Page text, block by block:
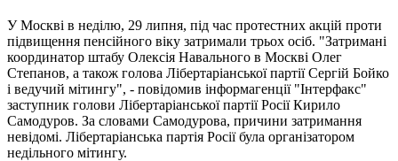
У Москві в неділю, 29 липня, під час протестних акцій проти
підвищення пенсійного віку затримали трьох осіб. "Затримані
координатор штабу Олексія Навального в Москві Олег
Степанов, а також голова Лібертаріанської партії Сергій Бойко
і ведучий мітингу", - повідомив інформагенції "Інтерфакс"
заступник голови Лібертаріанської партії Росії Кирило
Самодуров. За словами Самодурова, причини затримання
невідомі. Лібертаріанська партія Росії була організатором
недільного мітингу.